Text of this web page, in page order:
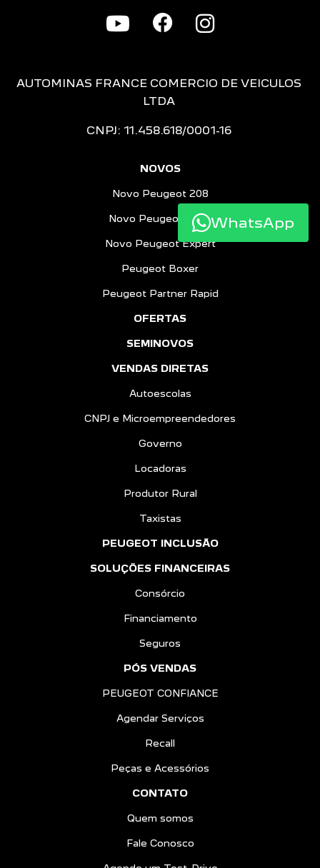
AUTOMINAS FRANCE COMERCIO DE VEICULOS
LTDA
CNPJ: 11.458.618/0001-16
NOVOS
Novo Peugeot 208
Novo Peugeot 2008
Novo Peugeot Expert
Peugeot Boxer
Peugeot Partner Rapid
OFERTAS
SEMINOVOS
VENDAS DIRETAS
Autoescolas
CNPJ e Microempreendedores
Governo
Locadoras
Produtor Rural
Taxistas
PEUGEOT INCLUSÃO
SOLUÇÕES FINANCEIRAS
Consórcio
Financiamento
Seguros
PÓS VENDAS
PEUGEOT CONFIANCE
Agendar Serviços
Recall
Peças e Acessórios
CONTATO
Quem somos
Fale Conosco
WhatsApp